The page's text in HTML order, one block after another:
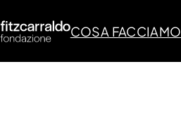
COSA FACCIAMO